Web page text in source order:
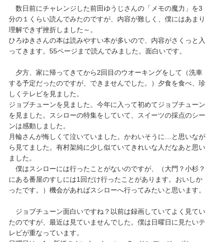
数日前にチャレンジした前田ゆうじさんの「メモの魔力」を3
分の１くらい読んでみたのですが、内容が難しく、僕にはあまり
理解できず挫折しました～。
ひろゆきさんの本は読みやすい本が多いので、内容がさくっと入
ってきます。55ページまで読んでみました。面白いです。
夕方、家に帰ってきてから2回目のウオーキングをして（洗車
する予定だったのですが、できませんでした。）夕食を食べ、珍
しくテレビを見ました。
ジョブチューンを見ました。今年に入って初めてジョブチューン
を見ました。スシローの特集をしていて、スイーツの採点のシー
ンは感動しました。
月輪さんが悔しくて泣いていました。かわいそうに…と思いなが
ら見てました。有村架純に少し似ていてきれいな人だなあと思い
ました。
僕はスシローには行ったことがないのですが、（大門？小杉？
にある番屋のすしには1回だけ行ったことがあります。おいしか
ったです。）機会があればスシローへ行ってみたいと思います。
ジョブチューン面白いですね？以前は録画していてよく見てい
たのですが、最近は見ていませんでした。僕は日曜日に見たいテ
レビが重なっています。